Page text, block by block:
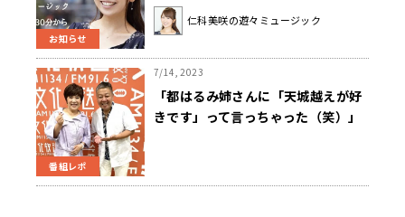
お知らせ
ージック」
仁科美咲の遊々ミュージック
番組レポ
7/14, 2023
「都はるみ姉さんに「天城越えが好
きです」って言っちゃった（笑）」